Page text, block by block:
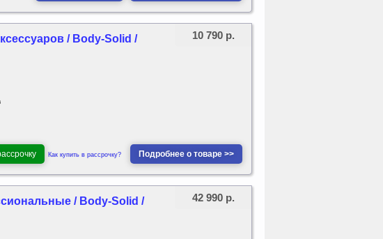
/ Body-Solid /
Как купить в рассрочку? Подробнее о товаре >>
10 790 р.
/ Body-Solid /
42 990 р.